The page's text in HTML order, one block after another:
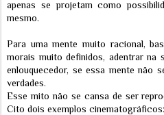
apenas se projetam como
mesmo.
Para uma mente muito racional,
morais muito definidos, adentrar na
enlouquecedor, se essa mente não
verdades.
Esse mito não se cansa de ser
Cito dois exemplos cinematográficos: